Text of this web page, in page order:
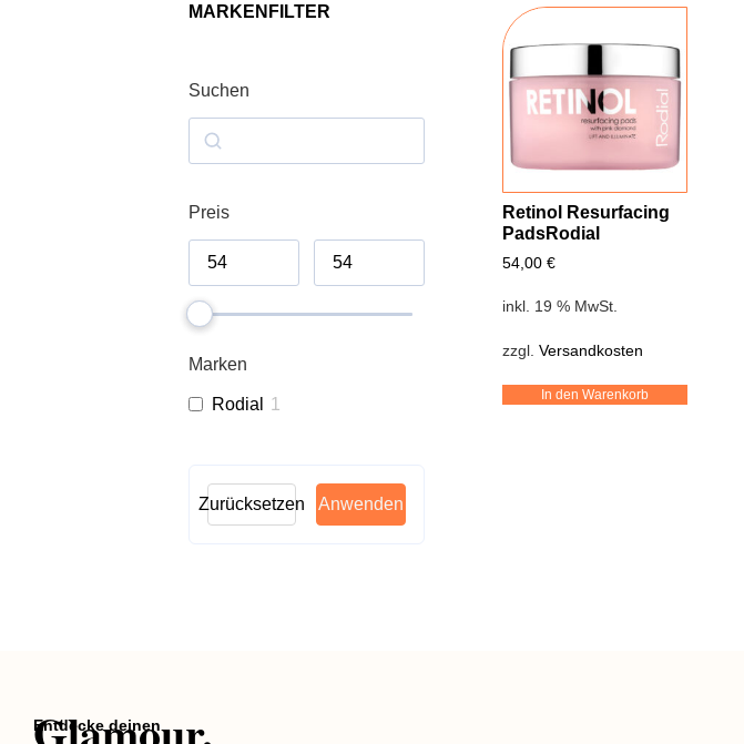
MARKENFILTER
Suchen
Preis
Marken
Rodial 1
Anwenden
Zurücksetzen
Retinol Resurfacing
PadsRodial
54,00 €
inkl. 19 % MwSt.
zzgl. Versandkosten
In den Warenkorb
Entdecke deinen